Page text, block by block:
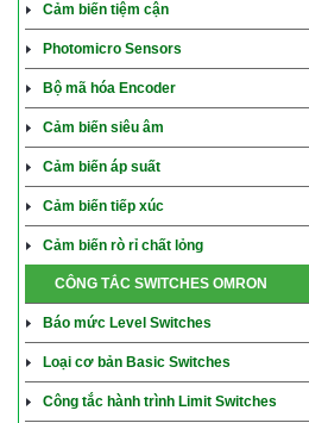
Cảm biến tiệm cận
Photomicro Sensors
Bộ mã hóa Encoder
Cảm biến siêu âm
Cảm biến áp suất
Cảm biến tiếp xúc
Cảm biến rò rỉ chất lỏng
CÔNG TẮC SWITCHES OMRON
Báo mức Level Switches
Loại cơ bản Basic Switches
Công tắc hành trình Limit Switches